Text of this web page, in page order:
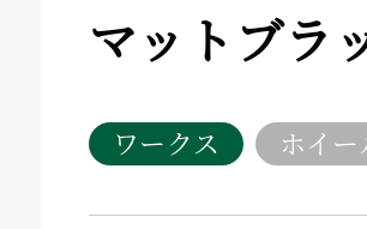
マットブラ
ワークス ホイー